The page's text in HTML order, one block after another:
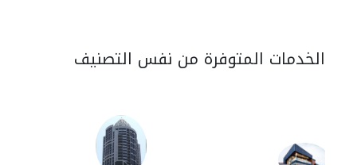
الخدمات المتوفرة من نفس التصنيف